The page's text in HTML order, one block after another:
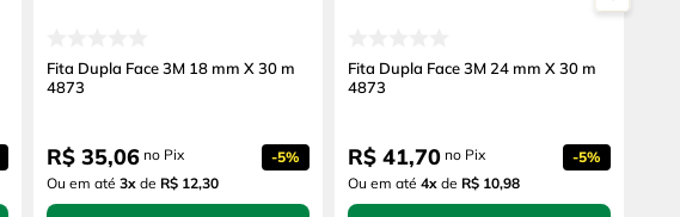
Fita Dupla Face 3M 18 mm X 30 m
4873
R$ 35,06 no Pix -5%
Ou em até 3x de R$ 12,30
Fita Dupla Face 3M 24 mm X 30 m
4873
R$ 41,70 no Pix -5%
Ou em até 4x de R$ 10,98